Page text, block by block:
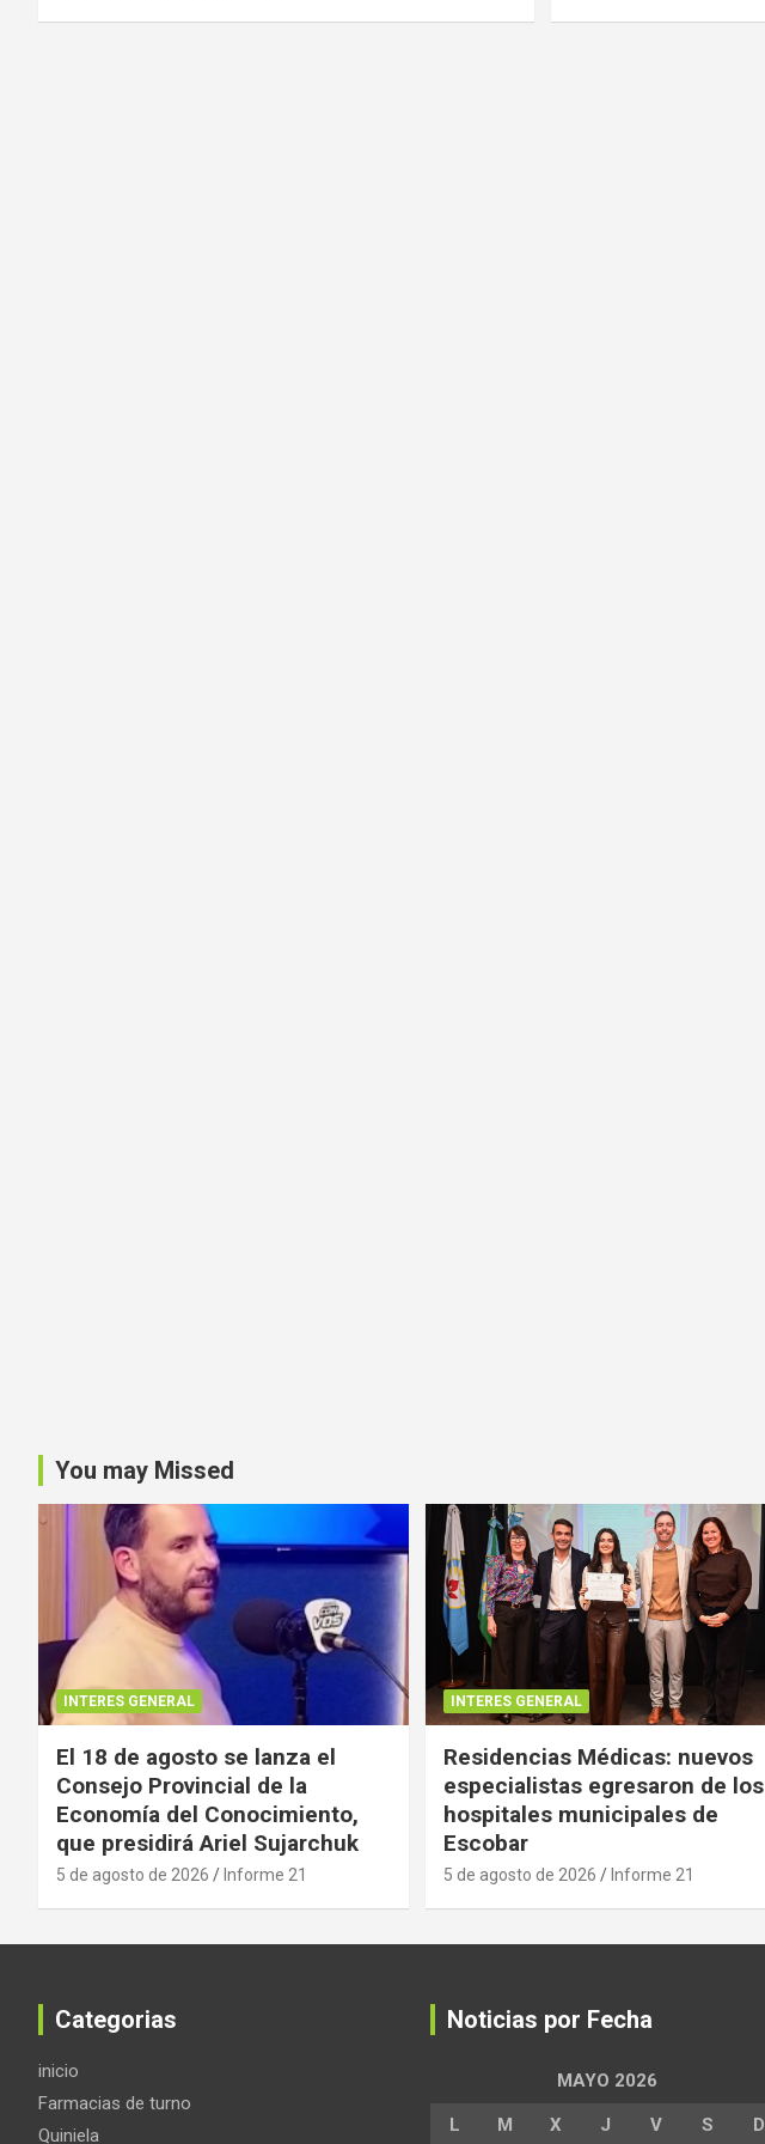
You may Missed
INTERES GENERAL
El 18 de agosto se lanza el
Consejo Provincial de la
Economía del Conocimiento,
que presidirá Ariel Sujarchuk
5 de agosto de 2026 Informe 21
INTERES GENERAL
Residencias Médicas: nuevos
especialistas egresaron de los
hospitales municipales de
Escobar
5 de agosto de 2026 Informe 21
Categorias
inicio
Farmacias de turno
Quiniela
Noticias por Fecha
MAYO 2026
L M X J V S D